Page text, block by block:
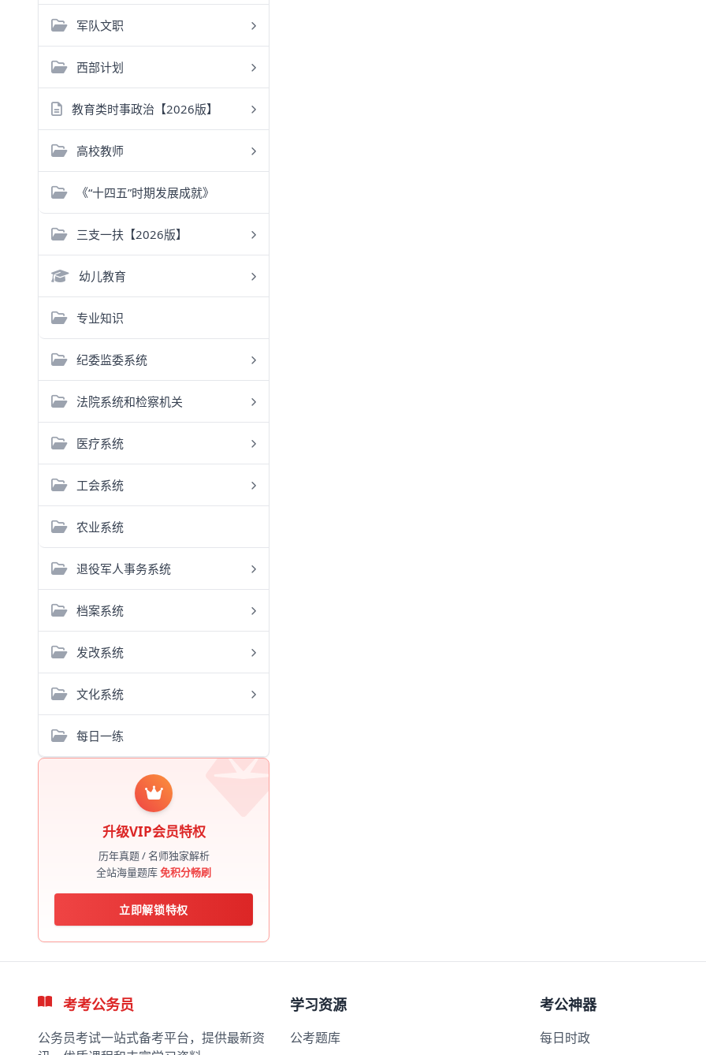
军队文职
西部计划
教育类时事政治【2026版】
高校教师
《“十四五”时期发展成就》
三支一扶【2026版】
幼儿教育
专业知识
纪委监委系统
法院系统和检察机关
医疗系统
工会系统
农业系统
退役军人事务系统
档案系统
发改系统
文化系统
每日一练
升级VIP会员特权
历年真题 / 名师独家解析
全站海量题库免积分畅刷
立即解锁特权
考考公务员
公务员考试一站式备考平台，提供最新资
学习资源
公考题库
考公神器
每日时政